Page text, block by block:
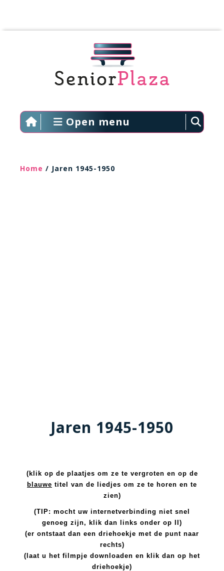
Open menu
Home / Jaren 1945-1950
Jaren 1945-1950
(klik op de plaatjes om ze te vergroten en op de
blauwe titel van de liedjes om ze te horen en te
zien)
(TIP: mocht uw internetverbinding niet snel
genoeg zijn, klik dan links onder op II)
(er ontstaat dan een driehoekje met de punt naar
rechts)
(laat u het filmpje downloaden en klik dan op het
driehoekje)